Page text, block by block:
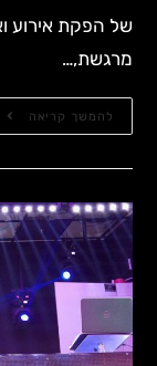
של הפקת אירוע
מרגשת,…
להמשך קריאה